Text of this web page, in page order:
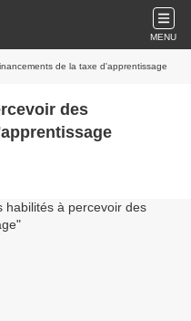
MENU
de la taxe d'apprentissage
des